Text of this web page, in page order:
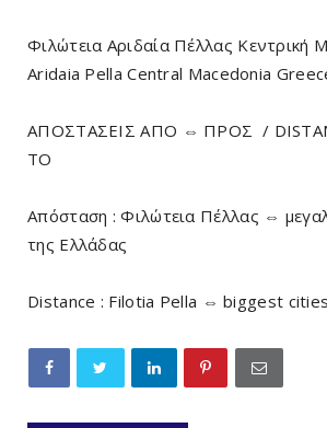
Φιλώτεια Αριδαία Πέλλας Κεντρική
Aridaia Pella Central Macedonia
ΑΠΟΣΤΑΣΕΙΣ ΑΠΟ ⇔ ΠΡΟΣ /
TO
Απόσταση : Φιλώτεια Πέλλας ⇔
της Ελλάδας
Distance : Filotia Pella ⇔ biggest